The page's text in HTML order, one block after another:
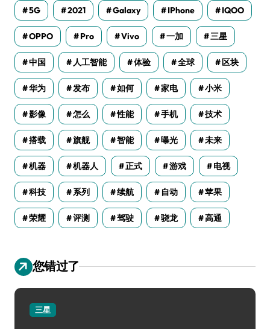
5G 2021 Galaxy IPhone IQOO
OPPO Pro Vivo 一加 三星
中国 人工智能 体验 全球 区块
华为 发布 如何 家电 小米
影像 怎么 性能 手机 技术
搭载 旗舰 智能 曝光 未来
机器 机器人 正式 游戏 电视
科技 系列 续航 自动 苹果
荣耀 评测 驾驶 骁龙 高通
您错过了
三星